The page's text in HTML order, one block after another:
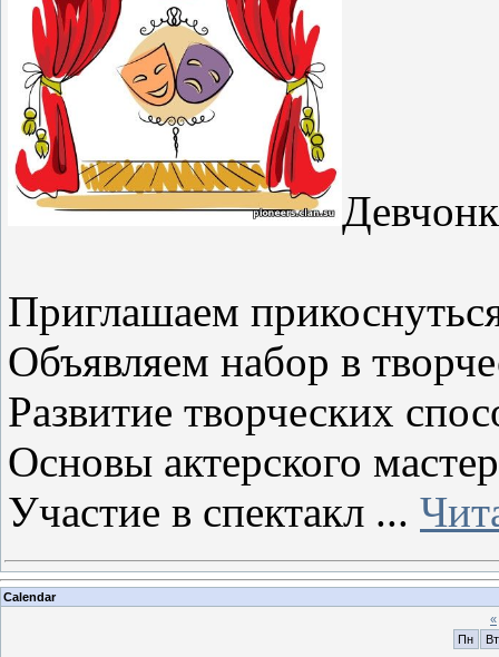
Приглашаем
Объявляем набор в
Развитие творческих
Основы актерского
Участие в спектакл ...
Calendar
«
Пн
Вт